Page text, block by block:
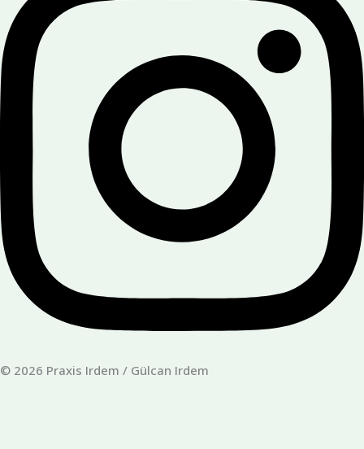
© 2026 Praxis Irdem / Gülcan Irdem